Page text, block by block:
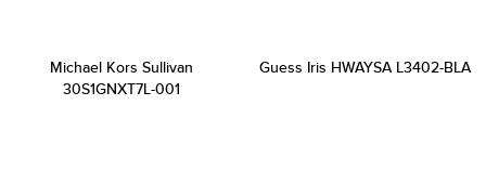
Michael Kors Sullivan
30S1GNXT7L-001
Guess Iris HWAYSA L3402-BLA